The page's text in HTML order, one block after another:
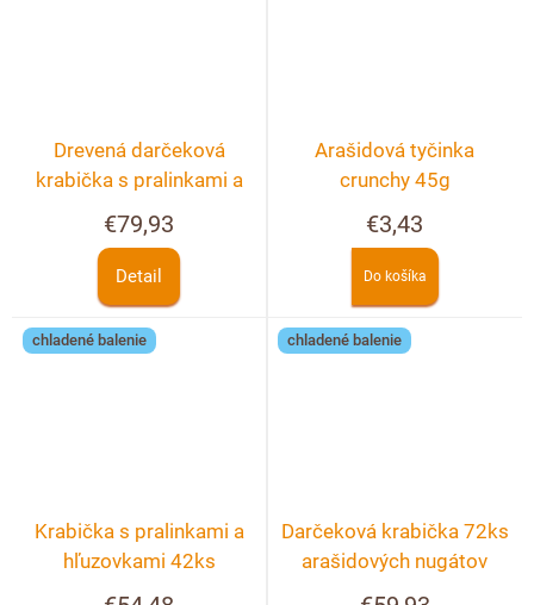
Drevená darčeková
krabička s pralinkami a
možnosť personalizácie
€79,93
Detail
Arašidová tyčinka
crunchy 45g
€3,43
Do košíka
chladené balenie
Krabička s pralinkami a
hľuzovkami 42ks
chladené balenie
Darčeková krabička 72ks
arašidových nugátov